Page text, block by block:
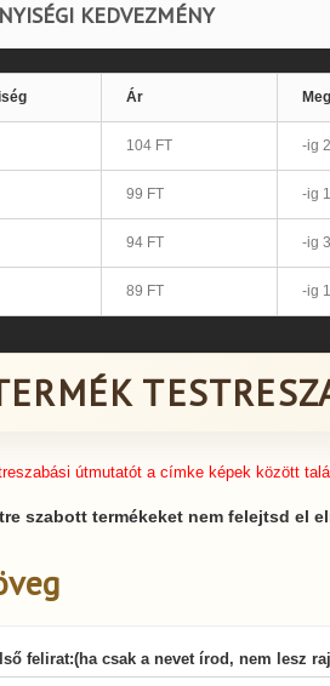
KEDVEZMÉNY
Ár
104 FT -ig
99 FT -ig
94 FT -ig
89 FT -ig
útmutatót a címke képek között
szabott termékeket nem felejtsd el
felirat:(ha csak a nevet írod, nem lesz